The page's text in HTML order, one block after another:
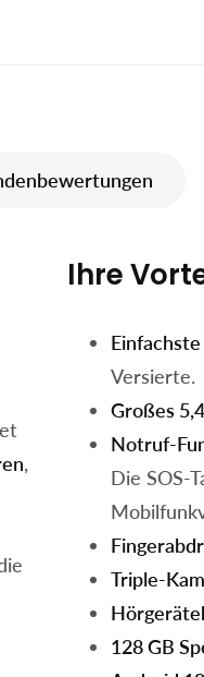
,
Ihre
Versierte.
Großes
Notruf-
Die SOS-
Triple-
128 GB